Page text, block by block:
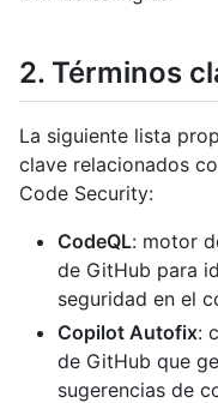
2. Términos
La siguiente lista
clave relacionados
Code Security:
CodeQL: motor
de GitHub para
seguridad en el
Copilot Autofix:
de GitHub que
sugerencias de